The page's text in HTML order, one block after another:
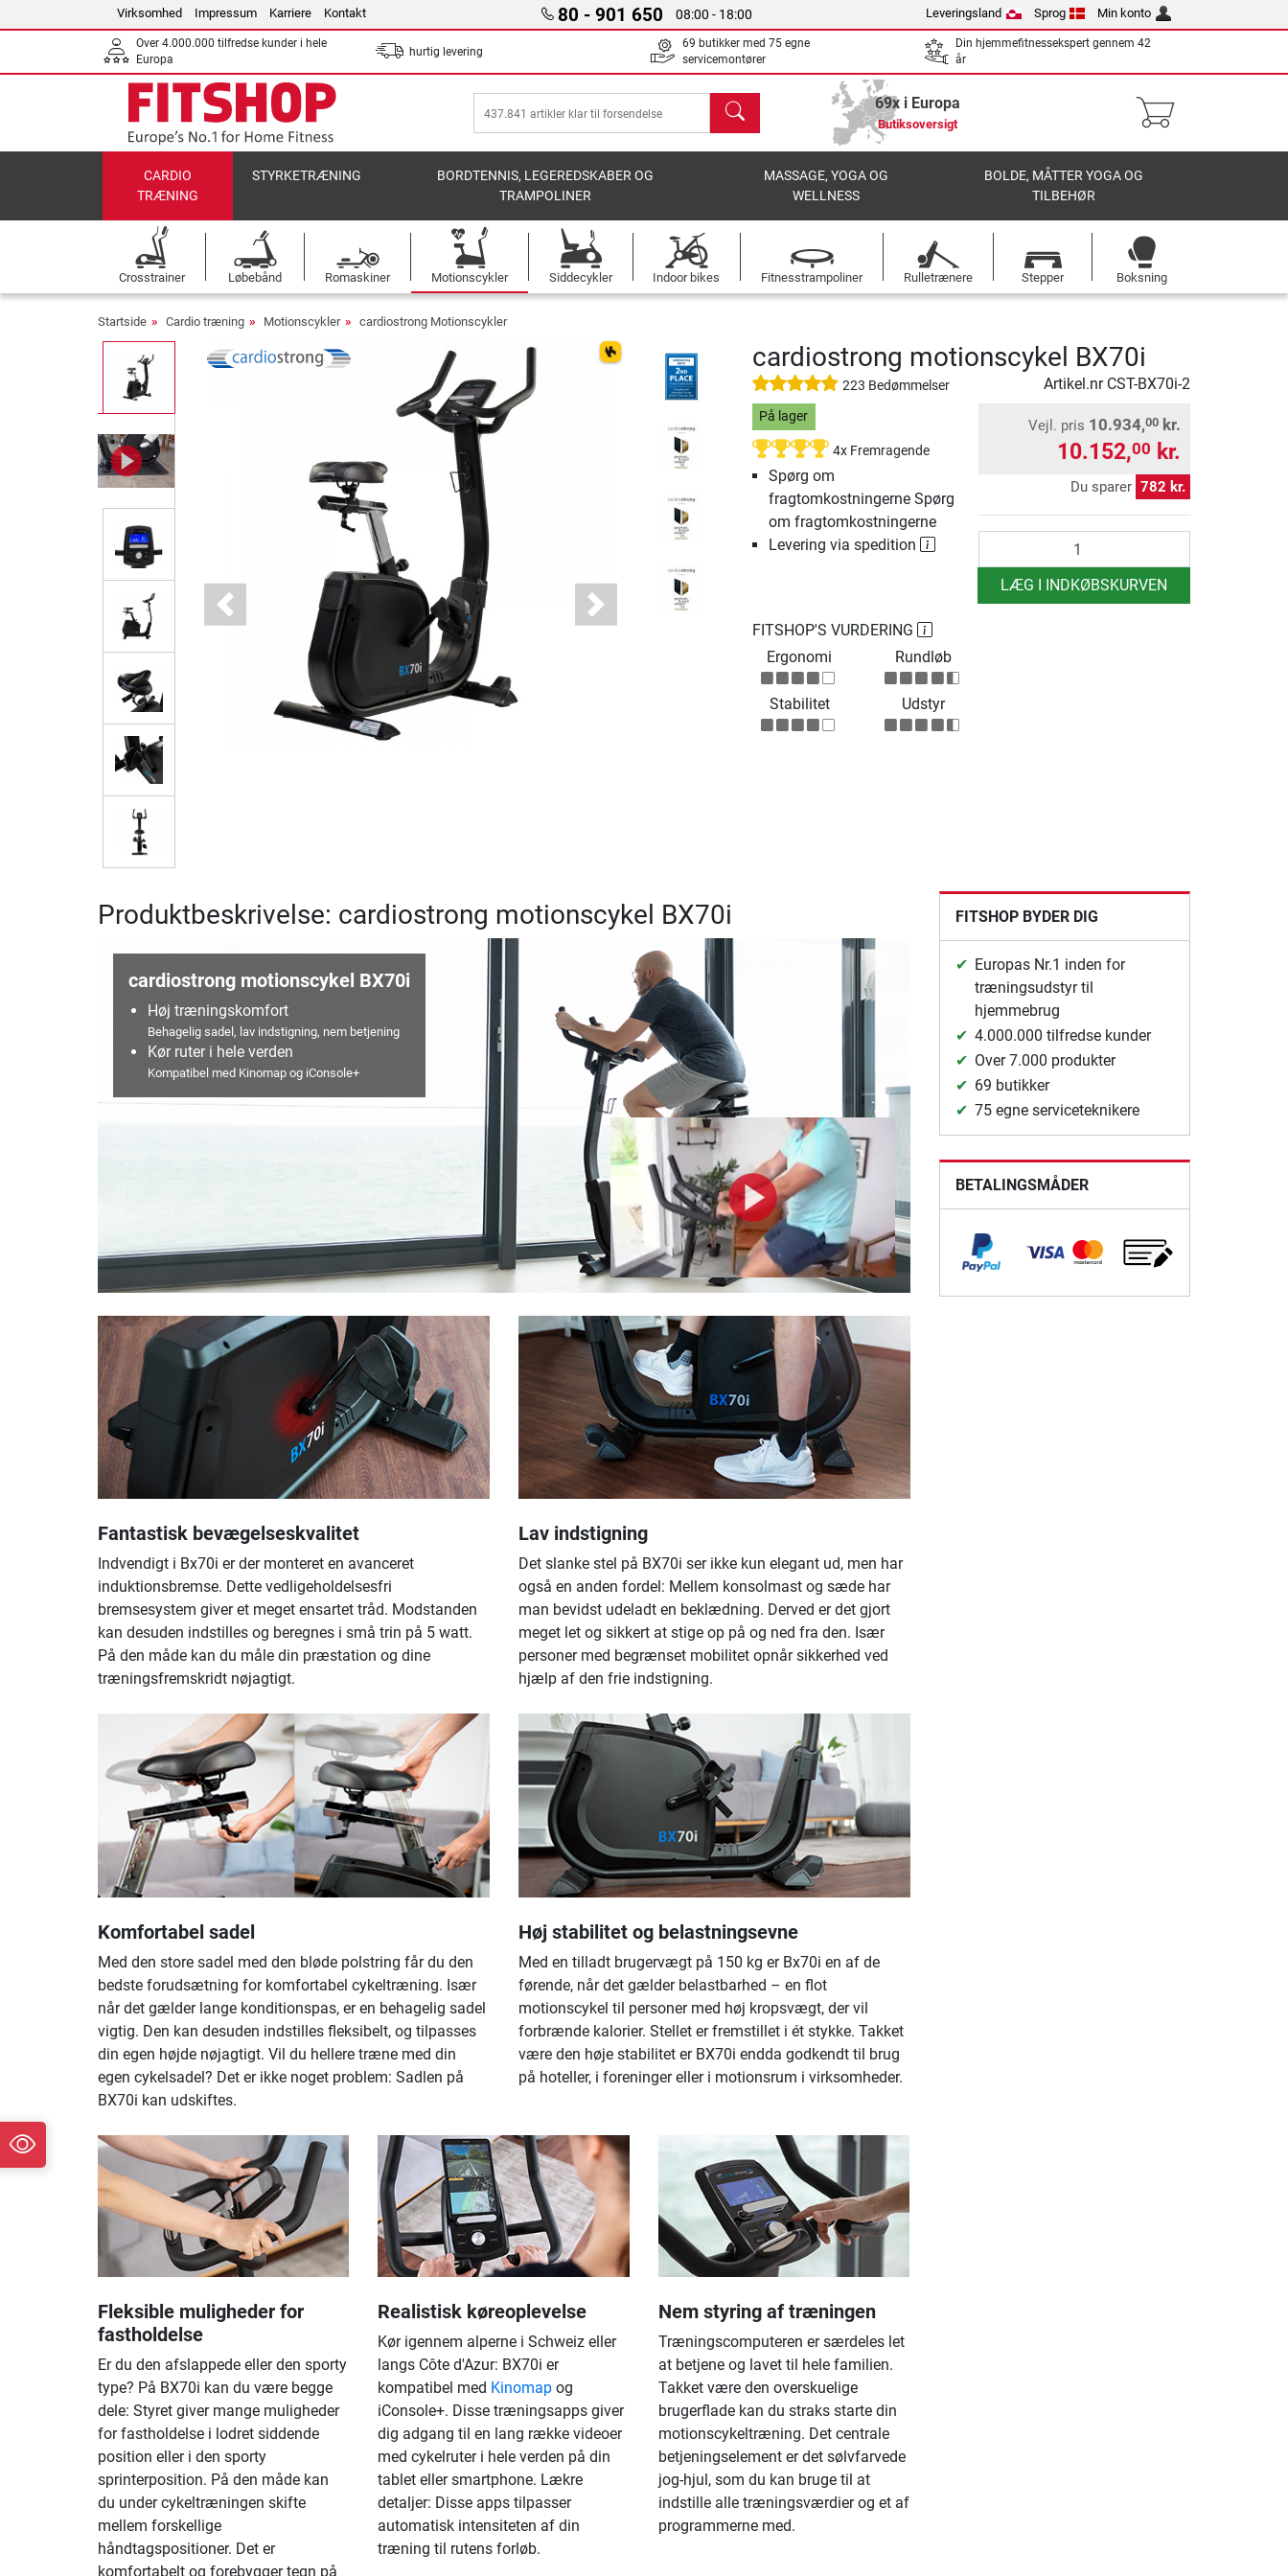
Virksomhed Impressum Karriere Kontakt 80 - 901 650 08:00 - 18:00 Leveringsland Sprog Min konto
Over 4.000.000 tilfredse kunder i hele
Europa
hurtig levering
69 butikker med 75 egne
servicemontører
Din hjemmefitnessekspert gennem 42
år
søg 69x i Europa
Butiksoversigt
CARDIO
TRÆNING
STYRKETRÆNING
BORDTENNIS, LEGEREDSKABER OG
TRAMPOLINER
MASSAGE, YOGA OG
WELLNESS
BOLDE, MÅTTER YOGA OG
TILBEHØR
Crosstrainer Løbebånd Romaskiner Motionscykler Siddecykler Indoor bikes Fitnesstrampoliner Rulletrænere Stepper Boksning
Startside Cardio træning Motionscykler cardiostrong Motionscykler
Previous Next
cardiostrong motionscykel BX70i
223 Bedømmelser Artikel.nr CST-BX70i-2
På lager
4x Fremragende
Spørg om
fragtomkostningerne Spørg
om fragtomkostningerne
Levering via spedition
Vejl. pris 10.934,00 kr.
10.152,00 kr.
Du sparer 782 kr.
LÆG I INDKØBSKURVEN
FITSHOP'S VURDERING
Ergonomi
Rundløb
Stabilitet Udstyr
Produktbeskrivelse: cardiostrong motionscykel BX70i
cardiostrong motionscykel BX70i
Høj træningskomfort
Behagelig sadel, lav indstigning, nem betjening
Kør ruter i hele verden
Kompatibel med Kinomap og iConsole+
Fantastisk bevægelseskvalitet
Indvendigt i Bx70i er der monteret en avanceret
induktionsbremse. Dette vedligeholdelsesfri
bremsesystem giver et meget ensartet tråd. Modstanden
kan desuden indstilles og beregnes i små trin på 5 watt.
På den måde kan du måle din præstation og dine
træningsfremskridt nøjagtigt.
Lav indstigning
Det slanke stel på BX70i ser ikke kun elegant ud, men har
også en anden fordel: Mellem konsolmast og sæde har
man bevidst udeladt en beklædning. Derved er det gjort
meget let og sikkert at stige op på og ned fra den. Især
personer med begrænset mobilitet opnår sikkerhed ved
hjælp af den frie indstigning.
Komfortabel sadel
Med den store sadel med den bløde polstring får du den
bedste forudsætning for komfortabel cykeltræning. Især
når det gælder lange konditionspas, er en behagelig sadel
vigtig. Den kan desuden indstilles fleksibelt, og tilpasses
din egen højde nøjagtigt. Vil du hellere træne med din
egen cykelsadel? Det er ikke noget problem: Sadlen på
BX70i kan udskiftes.
Høj stabilitet og belastningsevne
Med en tilladt brugervægt på 150 kg er Bx70i en af de
førende, når det gælder belastbarhed – en flot
motionscykel til personer med høj kropsvægt, der vil
forbrænde kalorier. Stellet er fremstillet i ét stykke. Takket
være den høje stabilitet er BX70i endda godkendt til brug
på hoteller, i foreninger eller i motionsrum i virksomheder.
Fleksible muligheder for
fastholdelse
Er du den afslappede eller den sporty
type? På BX70i kan du være begge
dele: Styret giver mange muligheder
for fastholdelse i lodret siddende
position eller i den sporty
sprinterposition. På den måde kan
du under cykeltræningen skifte
mellem forskellige
håndtagspositioner. Det er
komfortabelt og forebygger tegn på
Realistisk køreoplevelse
Kør igennem alperne i Schweiz eller
langs Côte d'Azur: BX70i er
kompatibel med Kinomap og
iConsole+. Disse træningsapps giver
dig adgang til en lang række videoer
med cykelruter i hele verden på din
tablet eller smartphone. Lækre
detaljer: Disse apps tilpasser
automatisk intensiteten af din
træning til rutens forløb.
Nem styring af træningen
Træningscomputeren er særdeles let
at betjene og lavet til hele familien.
Takket være den overskuelige
brugerflade kan du straks starte din
motionscykeltræning. Det centrale
betjeningselement er det sølvfarvede
jog-hjul, som du kan bruge til at
indstille alle træningsværdier og et af
programmerne med.
FITSHOP BYDER DIG
Europas Nr.1 inden for
træningsudstyr til
hjemmebrug
4.000.000 tilfredse kunder
Over 7.000 produkter
69 butikker
75 egne serviceteknikere
BETALINGSMÅDER